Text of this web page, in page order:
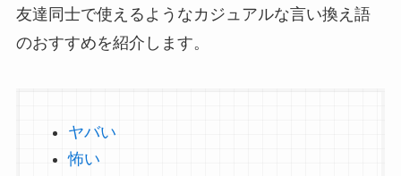
友達同士で使えるようなカジュアルな言い換え語
のおすすめを紹介します。
ヤバい
怖い